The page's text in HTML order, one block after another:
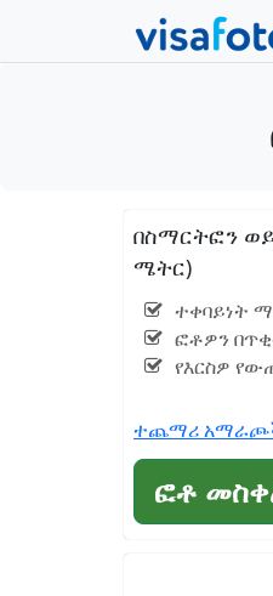
በስማርትፎን
ሜትር)
ተቀባይነት
ፎቶዎን
የእርስዎ
ተጨማሪ
ፎቶ